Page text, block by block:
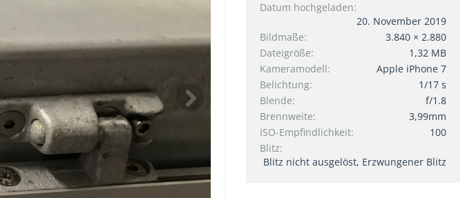
Datum hochgeladen
20. November 2019
Bildmaße
3.840 × 2.880
Dateigröße
1,32 MB
Kameramodell
Apple iPhone 7
Belichtung
1/17 s
Blende
f/1.8
Brennweite
3,99mm
ISO-Empfindlichkeit
100
Blitz
Blitz nicht ausgelöst, Erzwungener Blitz